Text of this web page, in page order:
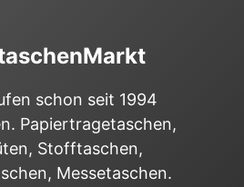
schon seit 1994
Papiertragetaschen,
Stofftaschen,
Messetaschen.